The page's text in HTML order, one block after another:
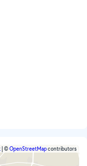
©OpenStreetMapcontributors